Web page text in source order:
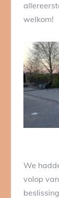
welkom!
We
volop